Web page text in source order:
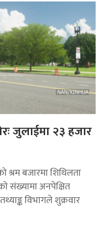
जुलाईमा २३ हजार
श्रम बजारमा शिथिलता
संख्यामा अनपेक्षित
विभागले शुक्रवार